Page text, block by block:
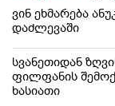
ვინ ეხმარება
დაძლევაში
სვანეთიდან
ფილფანის
ხასიათი